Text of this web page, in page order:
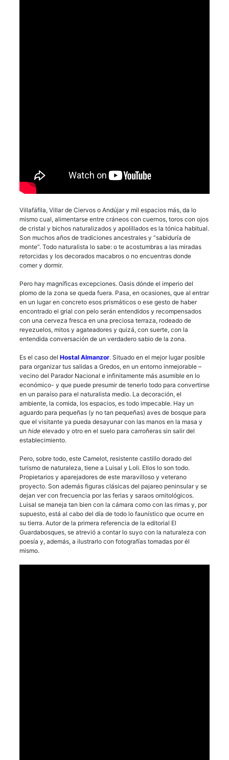
Villafáfila, Villar de Ciervos o Andújar y mil espacios más, da lo
mismo cual, alimentarse entre cráneos con cuernos, toros con ojos
de cristal y bichos naturalizados y apolillados es la tónica habitual.
Son muchos años de tradiciones ancestrales y “sabiduría de
monte”. Todo naturalista lo sabe: o te acostumbras a las miradas
retorcidas y los decorados macabros o no encuentras donde
comer y dormir.
Pero hay magníficas excepciones. Oasis dónde el imperio del
plomo de la zona se queda fuera. Pasa, en ocasiones, que al entrar
en un lugar en concreto esos prismáticos o ese gesto de haber
encontrado el grial con pelo serán entendidos y recompensados
con una cerveza fresca en una preciosa terraza, rodeado de
reyezuelos, mitos y agateadores y quizá, con suerte, con la
entendida conversación de un verdadero sabio de la zona.
Es el caso del Hostal Almanzor. Situado en el mejor lugar posible
para organizar tus salidas a Gredos, en un entorno inmejorable –
vecino del Parador Nacional e infinitamente más asumible en lo
económico- y que puede presumir de tenerlo todo para convertirse
en un paraíso para el naturalista medio. La decoración, el
ambiente, la comida, los espacios, es todo impecable. Hay un
aguardo para pequeñas (y no tan pequeñas) aves de bosque para
que el visitante ya pueda desayunar con las manos en la masa y
un hide elevado y otro en el suelo para carroñeras sin salir del
establecimiento.
Pero, sobre todo, este Camelot, resistente castillo dorado del
turismo de naturaleza, tiene a Luisal y Loli. Ellos lo son todo.
Propietarios y aparejadores de este maravilloso y veterano
proyecto. Son además figuras clásicas del pajareo peninsular y se
dejan ver con frecuencia por las ferias y saraos ornitológicos.
Luisal se maneja tan bien con la cámara como con las rimas y, por
supuesto, está al cabo del día de todo lo faunístico que ocurre en
su tierra. Autor de la primera referencia de la editorial El
Guardabosques, se atrevió a contar lo suyo con la naturaleza con
poesía y, además, a ilustrarlo con fotografías tomadas por él
mismo.